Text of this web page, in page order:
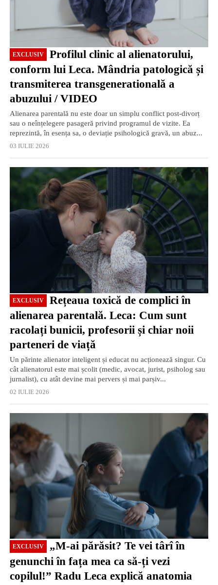
EXCLUSIV
conform lui Leca. Mândria patologică și
transmiterea transgeneratională a
abuzului / VIDEO
Alienarea parentală nu este doar un simplu conflict post-divorț
sau o neînțelegere pasageră privind programul de vizite. Ea
reprezintă, în esența sa, o deviație psihologică gravă, un abuz...
03 IULIE 2026
EXCLUSIV
EXCLUSIV
alienarea parentală. Leca: Cum sunt
racolați bunicii, profesorii și chiar noii
parteneri de viață
Un părinte alienator inteligent și educat nu acționează singur. Cu
cât alienatorul este mai școlit (medic, avocat, jurist, psiholog sau
jurnalist), cu atât devine mai pervers și mai parșiv...
02 IULIE 2026
EXCLUSIV
genunchi în fața mea ca să-ți vezi
copilul!” Radu Leca explică anatomia